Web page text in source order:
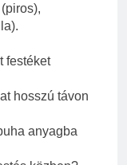
festéket
hosszú távon
anyagba